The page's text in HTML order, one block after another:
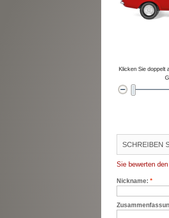
Klicken Sie doppelt
SCHREIBEN
Sie bewerten
*
Nickname: